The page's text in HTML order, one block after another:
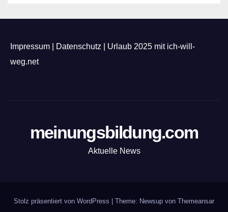
Impressum Datenschutz
Urlaub 2025 mit ich-will-
weg.net
meinungsbildung.com
Aktuelle News
Stolz präsentiert von WordPress Theme: Newsup von Themeansar